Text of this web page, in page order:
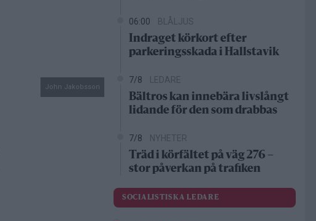
John Jakobsson
06:00 BLÅLJUS
Indraget körkort efter
parkeringsskada i Hallstavik
7/8 LEDARE
Bältros kan innebära livslångt
lidande för den som drabbas
7/8 NYHETER
Träd i körfältet på väg 276 –
stor påverkan på trafiken
SOCIALISTISKA LEDARE